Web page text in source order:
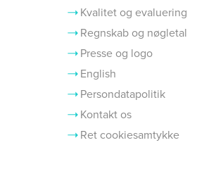
Kvalitet og evaluering
Regnskab og nøgletal
Presse og logo
English
Persondatapolitik
Kontakt os
Ret cookiesamtykke